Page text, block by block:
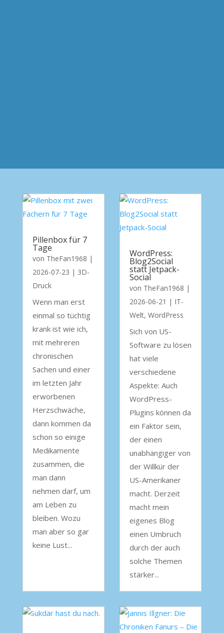
Pillenbox für 7
Tage
von TheFan1968 |
2026-07-23 | 3D-
Druck
Wenn man erst
einmal so tüchtig
krank ist wie ich,
mit mehreren
chronischen
Sachen und einer
im letzten Jahr
erworbenen
Herzschwäche,
dann kommen da
schon so einige
Medikamente
zusammen, die
man dann
nehmen darf, um
am Leben zu
bleiben. Wozu
man aber so gar
keine Lust...
WordPress:
Blog2Social
statt Jetpack-
Social
von TheFan1968 |
2026-06-21 | IT-
Welt, WordPress
Sich von US-
Software zu lösen
hat viele
verschiedene
Aspekte: Auch
WordPress-
Plugins können da
ein Faktor sein,
der einen
unabhängiger von
der Willkür der
US-Amerikaner
macht. Derzeit
macht mein
eigenes Blog
einen Umbruch
durch der auch
solche Themen
stärker...